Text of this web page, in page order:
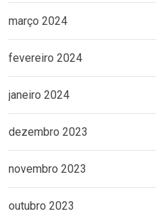
março 2024
fevereiro 2024
janeiro 2024
dezembro 2023
novembro 2023
outubro 2023